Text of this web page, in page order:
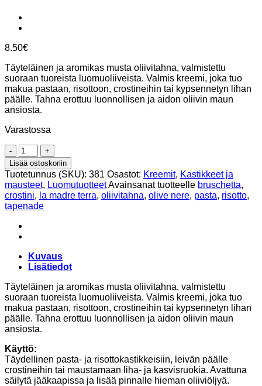
8.50€
Täyteläinen ja aromikas musta oliivitahna, valmistettu
suoraan tuoreista luomuoliiveista. Valmis kreemi, joka tuo
makua pastaan, risottoon, crostineihin tai kypsennetyn lihan
päälle. Tahna erottuu luonnollisen ja aidon oliivin maun
ansiosta.
Varastossa
Musta
oliivitahna
200g,
La
Madre
Terra.
Luomutuote
määrä
Lisää ostoskoriin
Tuotetunnus (SKU): 381 Osastot: Kreemit, Kastikkeet ja
mausteet, LuomutuotteetAvainsanat tuotteelle bruschetta,
crostini, la madre terra, oliivitahna, olive nere, pasta, risotto,
tapenade
Kuvaus
Lisätiedot
Täyteläinen ja aromikas musta oliivitahna, valmistettu
suoraan tuoreista luomuoliiveista. Valmis kreemi, joka tuo
makua pastaan, risottoon, crostineihin tai kypsennetyn lihan
päälle. Tahna erottuu luonnollisen ja aidon oliivin maun
ansiosta.
Käyttö:
Täydellinen pasta- ja risottokastikkeisiin, leivän päälle
crostineihin tai maustamaan liha- ja kasvisruokia. Avattuna
säilytä jääkaapissa ja lisää pinnalle hieman oliiviöljyä.